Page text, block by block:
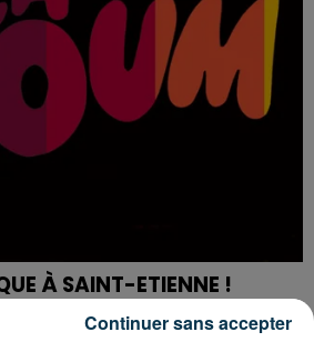
À SAINT-ETIENNE !
Continuer sans accepter